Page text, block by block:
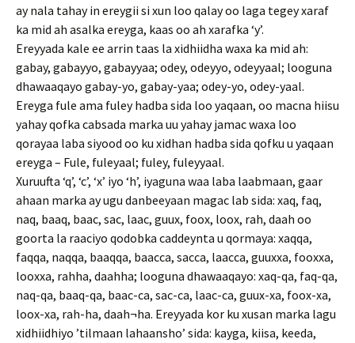
ay nala tahay in ereygii si xun loo qalay oo laga tegey xaraf
ka mid ah asalka ereyga, kaas oo ah xarafka ‘y’.
Ereyyada kale ee arrin taas la xidhiidha waxa ka mid ah:
gabay, gabayyo, gabayyaa; odey, odeyyo, odeyyaal; looguna
dhawaaqayo gabay-yo, gabay-yaa; odey-yo, odey-yaal.
Ereyga fule ama fuley hadba sida loo yaqaan, oo macna hiisu
yahay qofka cabsada marka uu yahay jamac waxa loo
qorayaa laba siyood oo ku xidhan hadba sida qofku u yaqaan
ereyga – Fule, fuleyaal; fuley, fuleyyaal.
Xuruufta ‘q’, ‘c’, ‘x’ iyo ‘h’, iyaguna waa laba laabmaan, gaar
ahaan marka ay ugu danbeeyaan magac lab sida: xaq, faq,
naq, baaq, baac, sac, laac, guux, foox, loox, rah, daah oo
goorta la raaciyo qodobka caddeynta u qormaya: xaqqa,
faqqa, naqqa, baaqqa, baacca, sacca, laacca, guuxxa, fooxxa,
looxxa, rahha, daahha; looguna dhawaaqayo: xaq-qa, faq-qa,
naq-qa, baaq-qa, baac-ca, sac-ca, laac-ca, guux-xa, foox-xa,
loox-xa, rah-ha, daah¬ha. Ereyyada kor ku xusan marka lagu
xidhiidhiyo ’tilmaan lahaansho’ sida: kayga, kiisa, keeda,